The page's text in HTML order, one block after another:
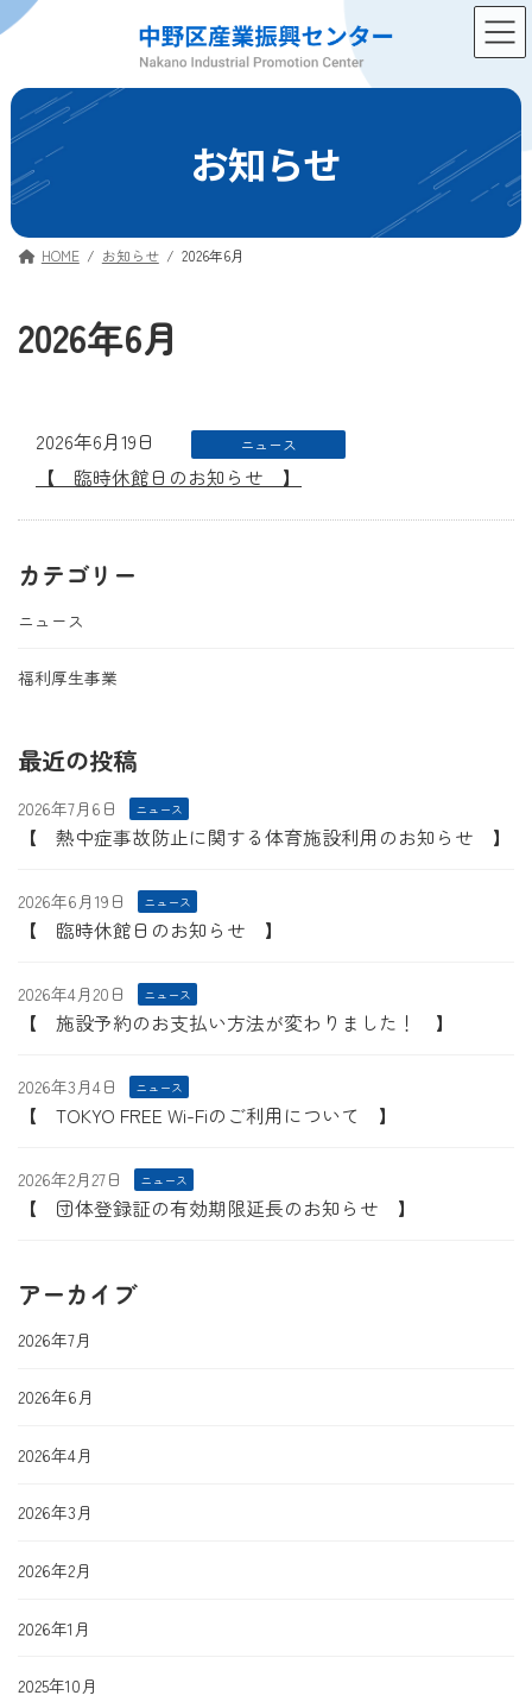
ン
ン
へ
ス
キ
ッ
ビ
ー
ョ
ン
に
移
お知らせ
HOME お知らせ 2026年6月
2026年6月
2026年6月19日 ニュース
【 臨時休館日のお知らせ 】
カテゴリー
ニュース
福利厚生事業
最近の投稿
2026年7月6日 ニュース
【 熱中症事故防止に関する体育施設利用のお知らせ 】
2026年6月19日 ニュース
【 臨時休館日のお知らせ 】
2026年4月20日 ニュース
【 施設予約のお支払い方法が変わりました！ 】
2026年3月4日 ニュース
【 TOKYO FREE Wi-Fiのご利用について 】
2026年2月27日 ニュース
【 団体登録証の有効期限延長のお知らせ 】
アーカイブ
2026年7月
2026年6月
2026年4月
2026年3月
2026年2月
2026年1月
2025年10月